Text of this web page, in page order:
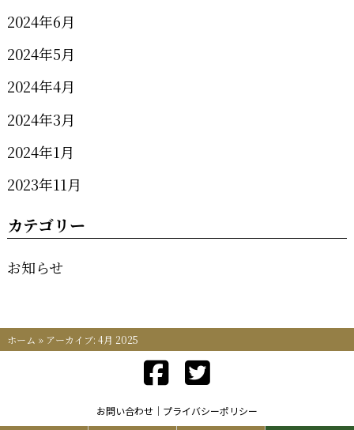
2024年6月
2024年5月
2024年4月
2024年3月
2024年1月
2023年11月
カテゴリー
お知らせ
ホーム » アーカイブ: 4月 2025
お問い合わせ プライバシーポリシー